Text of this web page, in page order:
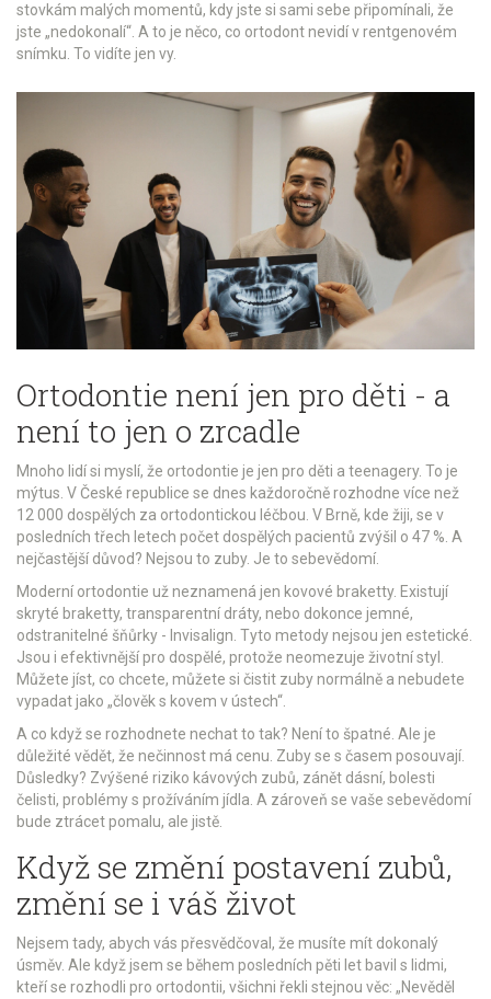
stovkám malých momentů, kdy jste si sami sebe připomínali, že
jste „nedokonalí“. A to je něco, co ortodont nevidí v rentgenovém
snímku. To vidíte jen vy.
Ortodontie není jen pro děti - a
není to jen o zrcadle
Mnoho lidí si myslí, že ortodontie je jen pro děti a teenagery. To je
mýtus. V České republice se dnes každoročně rozhodne více než
12 000 dospělých za ortodontickou léčbou. V Brně, kde žiji, se v
posledních třech letech počet dospělých pacientů zvýšil o 47 %. A
nejčastější důvod? Nejsou to zuby. Je to sebevědomí.
Moderní ortodontie už neznamená jen kovové braketty. Existují
skryté braketty, transparentní dráty, nebo dokonce jemné,
odstranitelné šňůrky - Invisalign. Tyto metody nejsou jen estetické.
Jsou i efektivnější pro dospělé, protože neomezuje životní styl.
Můžete jíst, co chcete, můžete si čistit zuby normálně a nebudete
vypadat jako „člověk s kovem v ústech“.
A co když se rozhodnete nechat to tak? Není to špatné. Ale je
důležité vědět, že nečinnost má cenu. Zuby se s časem posouvají.
Důsledky? Zvýšené riziko kávových zubů, zánět dásní, bolesti
čelisti, problémy s prožíváním jídla. A zároveň se vaše sebevědomí
bude ztrácet pomalu, ale jistě.
Když se změní postavení zubů,
změní se i váš život
Nejsem tady, abych vás přesvědčoval, že musíte mít dokonalý
úsměv. Ale když jsem se během posledních pěti let bavil s lidmi,
kteří se rozhodli pro ortodontii, všichni řekli stejnou věc: „Nevěděl